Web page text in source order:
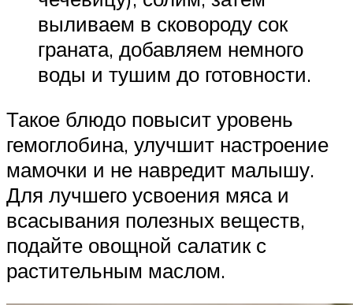
выливаем в сковороду сок
граната, добавляем немного
воды и тушим до готовности.
Такое блюдо повысит уровень
гемоглобина, улучшит настроение
мамочки и не навредит малышу.
Для лучшего усвоения мяса и
всасывания полезных веществ,
подайте овощной салатик с
растительным маслом.